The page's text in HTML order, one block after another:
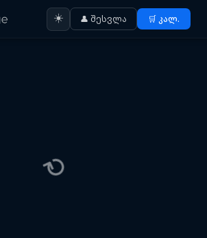
☀️ 👤 შესვლა 🛒 კალ.
⟳